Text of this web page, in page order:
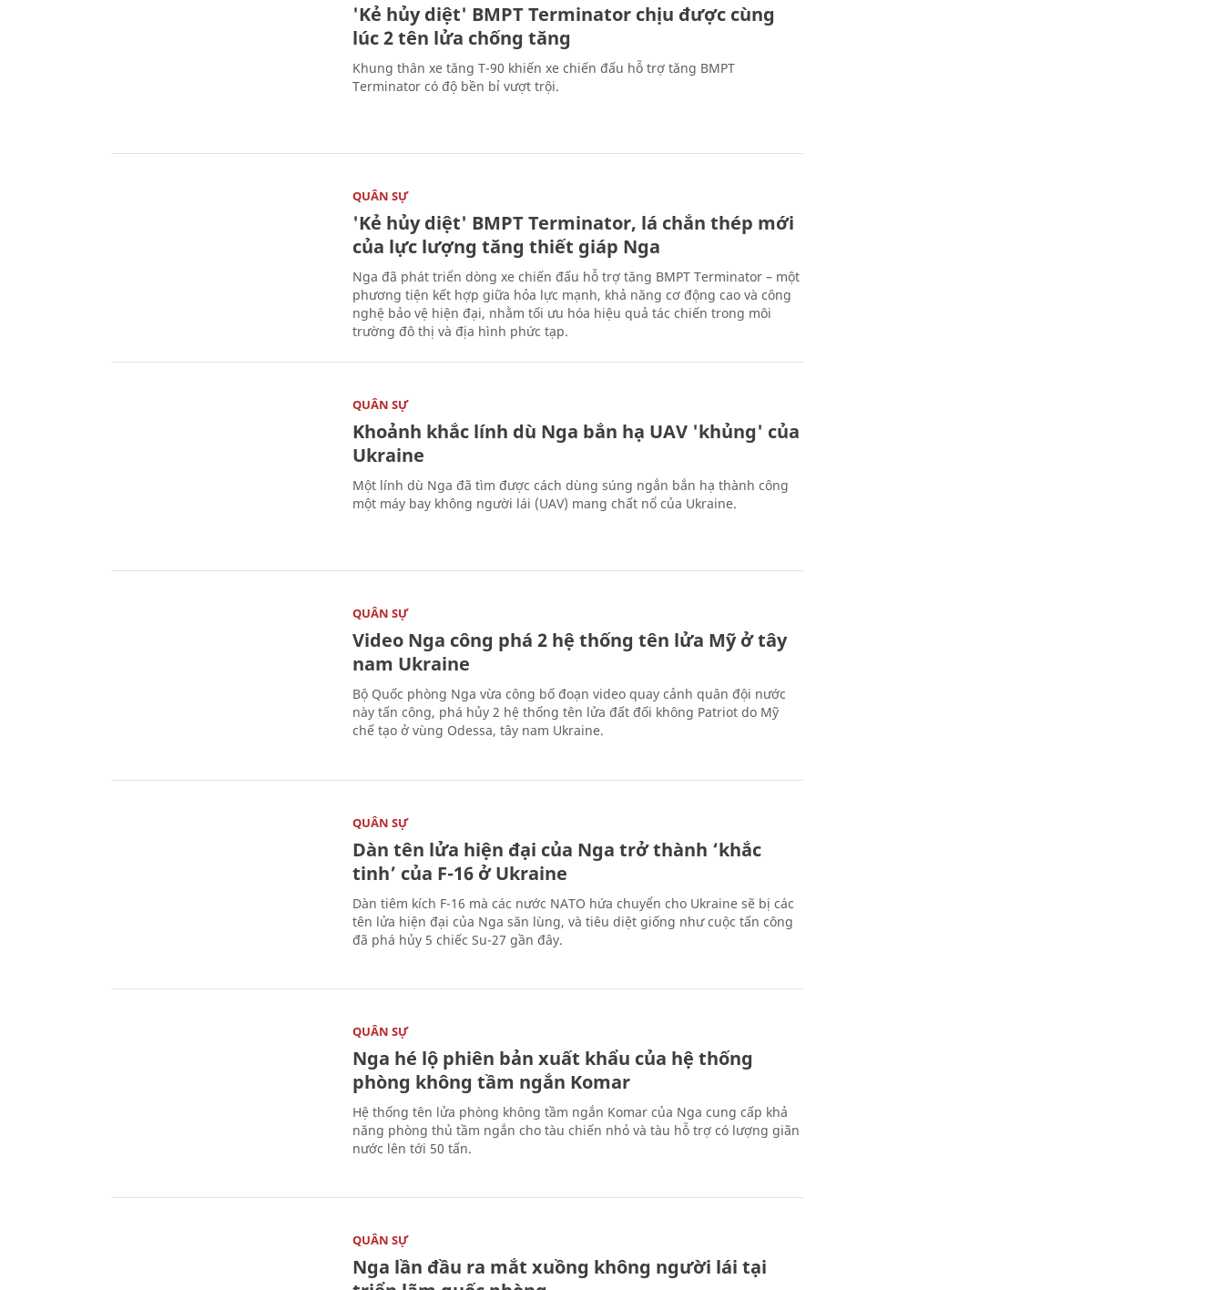
'Kẻ hủy diệt' BMPT Terminator chịu được cùng
lúc 2 tên lửa chống tăng
Khung thân xe tăng T-90 khiến xe chiến đấu hỗ trợ tăng BMPT
Terminator có độ bền bỉ vượt trội.
QUÂN SỰ
'Kẻ hủy diệt' BMPT Terminator, lá chắn thép mới
của lực lượng tăng thiết giáp Nga
Nga đã phát triển dòng xe chiến đấu hỗ trợ tăng BMPT Terminator – một
phương tiện kết hợp giữa hỏa lực mạnh, khả năng cơ động cao và công
nghệ bảo vệ hiện đại, nhằm tối ưu hóa hiệu quả tác chiến trong môi
trường đô thị và địa hình phức tạp.
QUÂN SỰ
Khoảnh khắc lính dù Nga bắn hạ UAV 'khủng' của
Ukraine
Một lính dù Nga đã tìm được cách dùng súng ngắn bắn hạ thành công
một máy bay không người lái (UAV) mang chất nổ của Ukraine.
QUÂN SỰ
Video Nga công phá 2 hệ thống tên lửa Mỹ ở tây
nam Ukraine
Bộ Quốc phòng Nga vừa công bố đoạn video quay cảnh quân đội nước
này tấn công, phá hủy 2 hệ thống tên lửa đất đối không Patriot do Mỹ
chế tạo ở vùng Odessa, tây nam Ukraine.
QUÂN SỰ
Dàn tên lửa hiện đại của Nga trở thành ‘khắc
tinh’ của F-16 ở Ukraine
Dàn tiêm kích F-16 mà các nước NATO hứa chuyển cho Ukraine sẽ bị các
tên lửa hiện đại của Nga săn lùng, và tiêu diệt giống như cuộc tấn công
đã phá hủy 5 chiếc Su-27 gần đây.
QUÂN SỰ
Nga hé lộ phiên bản xuất khẩu của hệ thống
phòng không tầm ngắn Komar
Hệ thống tên lửa phòng không tầm ngắn Komar của Nga cung cấp khả
năng phòng thủ tầm ngắn cho tàu chiến nhỏ và tàu hỗ trợ có lượng giãn
nước lên tới 50 tấn.
QUÂN SỰ
Nga lần đầu ra mắt xuồng không người lái tại